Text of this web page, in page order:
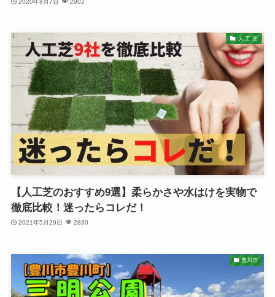
人 工 芝
【人工芝のおすすめ9選】柔らかさや水はけを実物で
徹底比較！迷ったらコレだ！
2021年5月29日 2830
豊川市